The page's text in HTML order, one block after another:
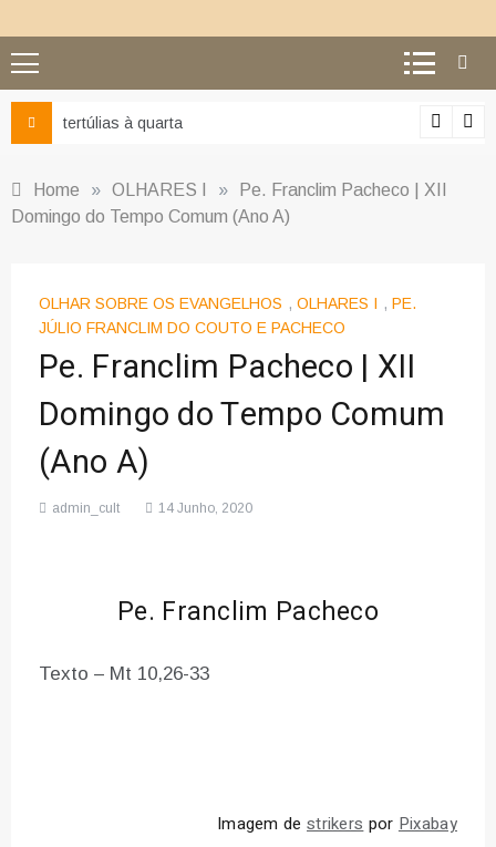
tertúlias à quarta
Home » OLHARES I »
Pe. Franclim Pacheco | XII
Domingo do Tempo Comum (Ano A)
OLHAR SOBRE OS EVANGELHOS , OLHARES I , PE.
JÚLIO FRANCLIM DO COUTO E PACHECO
Pe. Franclim Pacheco | XII
Domingo do Tempo Comum
(Ano A)
admin_cult 14 Junho, 2020
Pe. Franclim Pacheco
Texto – Mt 10,26-33
Imagem de strikers por Pixabay